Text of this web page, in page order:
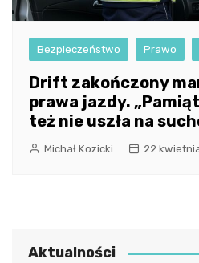
Bezpieczeństwo Prawo
Drift zakończony
prawa jazdy.
też nie uszła na
Michał Kozicki 22
Aktualności